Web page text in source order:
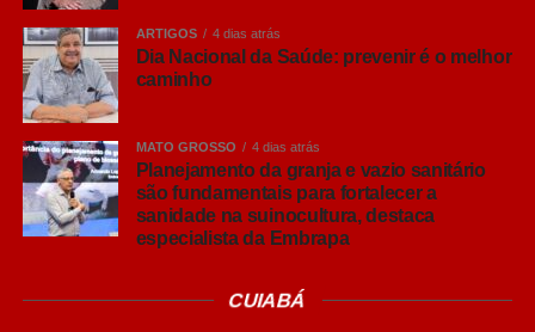
COMENTE ABAIXO:
ARTIGOS 4 dias atrás
Dia Nacional da Saúde: prevenir é o melhor
caminho
MATO GROSSO 4 dias atrás
Planejamento da granja e vazio sanitário
são fundamentais para fortalecer a
sanidade na suinocultura, destaca
especialista da Embrapa
CUIABÁ